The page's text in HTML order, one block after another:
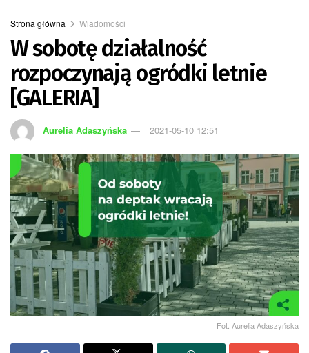
Strona główna Wiadomości
W sobotę działalność
rozpoczynają ogródki letnie
[GALERIA]
Aurelia Adaszyńska 2021-05-10 12:51
Fot. Aurelia Adaszyńska